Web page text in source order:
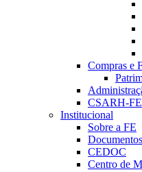
Compras e
CSARH-FE
Institucional
Sobre a FE
Documentos
CEDOC
Centro de